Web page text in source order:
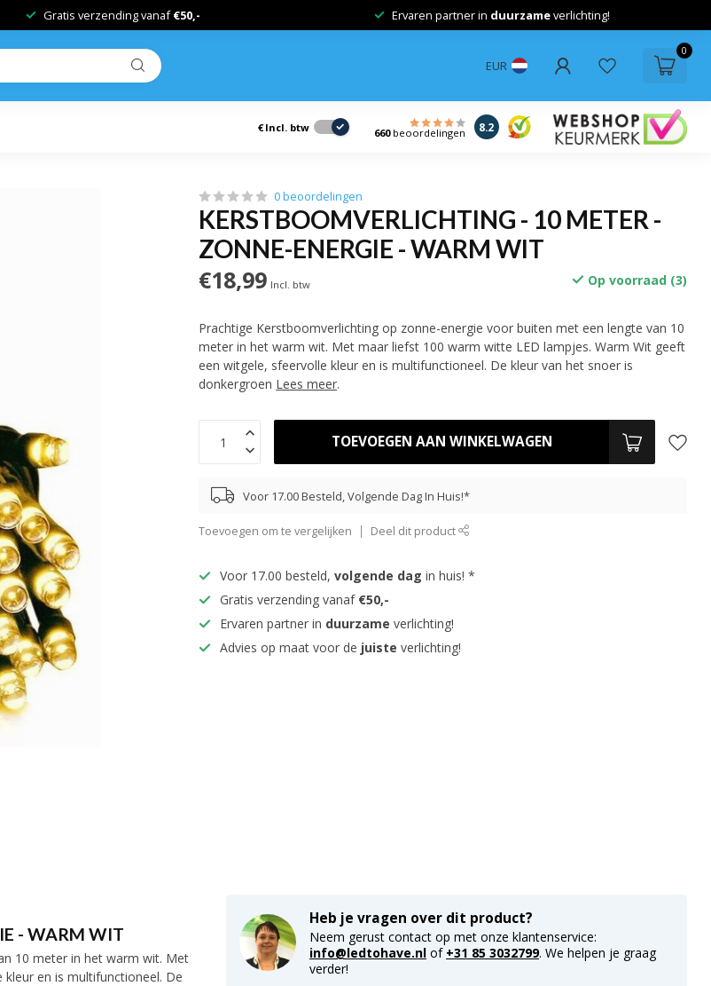
Gratis verzending vanaf€50,- Ervaren partner in duurzameverlichting!
EUR
0
€ Incl. btw 660beoordelingen 8.2
0 beoordelingen
KERSTBOOMVERLICHTING - 10 METER -
ZONNE-ENERGIE - WARM WIT
€18,99 Incl. btw Op voorraad (3)
Prachtige Kerstboomverlichting op zonne-energie voor buiten met een lengte van 10
meter in het warm wit. Met maar liefst 100 warm witte LED lampjes. Warm Wit geeft
een witgele, sfeervolle kleur en is multifunctioneel. De kleur van het snoer is
donkergroen Lees meer.
TOEVOEGEN AAN WINKELWAGEN
Voor 17.00 Besteld, Volgende Dag In Huis!*
Toevoegen om te vergelijken Deel dit product
Voor 17.00 besteld,volgende dag in huis! *
Gratis verzending vanaf €50,-
Ervaren partner in duurzame verlichting!
Advies op maat voor de juiste verlichting!
- WARM WIT
10 meter in het warm wit. Met
en is multifunctioneel. De
Heb je vragen over dit product?
Neem gerust contact op met onze klantenservice:
info@ledtohave.nl of +31 85 3032799. We helpen je graag
verder!